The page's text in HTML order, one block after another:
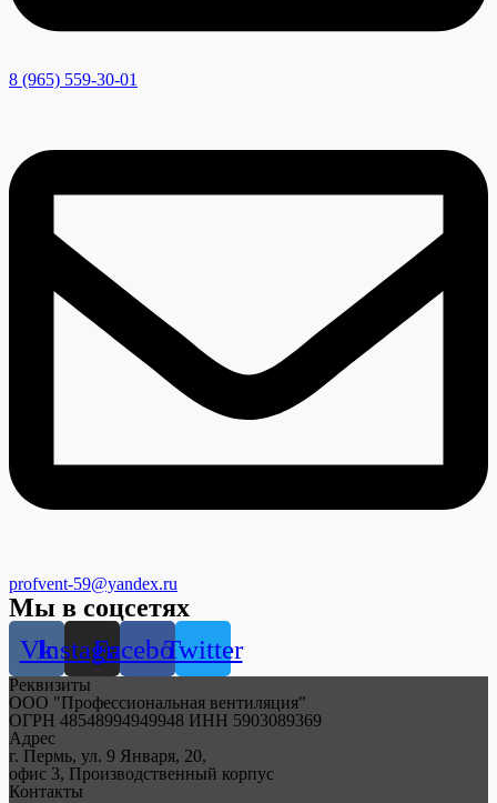
8 (965) 559-30-01
profvent-59@yandex.ru
Мы в соцсетях
VkInstagramFacebookTwitter
Реквизиты
ООО "Профессиональная вентиляция"
ОГРН 48548994949948 ИНН 5903089369
Адрес
г. Пермь, ул. 9 Января, 20,
офис 3, Производственный корпус
Контакты